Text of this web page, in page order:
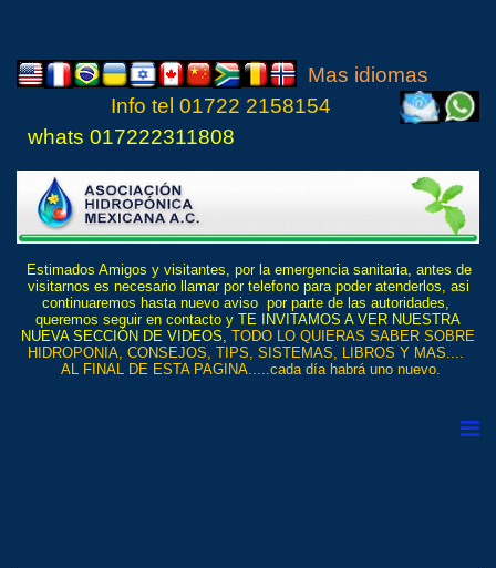
Mas idiomas
Info tel 01722 2158154
whats 017222311808
Estimados Amigos y visitantes, por la emergencia sanitaria, antes de
visitarnos es necesario llamar por telefono para poder atenderlos, asi
continuaremos hasta nuevo aviso por parte de las autoridades,
queremos seguir en contacto y TE INVITAMOS A VER NUESTRA
NUEVA SECCIÓN DE VIDEOS, TODO LO QUIERAS SABER SOBRE
HIDROPONIA, CONSEJOS, TIPS, SISTEMAS, LIBROS Y MAS....
AL FINAL DE ESTA PAGINA.....cada día habrá uno nuevo.